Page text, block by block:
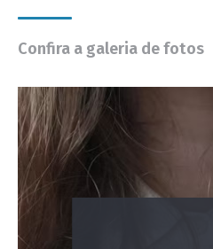
Confira a galeria de fotos